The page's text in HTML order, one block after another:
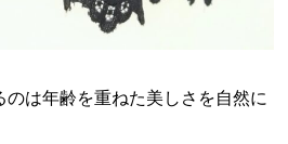
は年齢を重ねた美しさを自然に